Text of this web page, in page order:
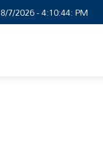
8/7/2026 - 4:10:45: PM